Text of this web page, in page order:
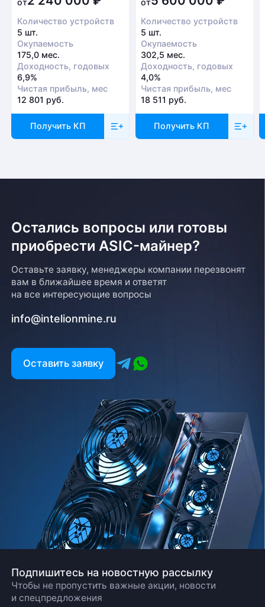
Количество устройств
5 шт.
Окупаемость
175,0 мес.
Доходность, годовых
6,9%
Чистая прибыль, мес
12 801 руб.
Получить КП
Количество устройств
5 шт.
Окупаемость
302,5 мес.
Доходность, годовых
4,0%
Чистая прибыль, мес
18 511 руб.
Получить КП
Остались вопросы или готовы
приобрести ASIC-майнер?
Оставьте заявку, менеджеры компании перезвонят
вам в ближайшее время и ответят
на все интересующие вопросы
info@intelionmine.ru
Оставить заявку
Подпишитесь на новостную рассылку
Чтобы не пропустить важные акции, новости
и спецпредложения